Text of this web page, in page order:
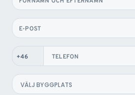
E-POST
TELEFON